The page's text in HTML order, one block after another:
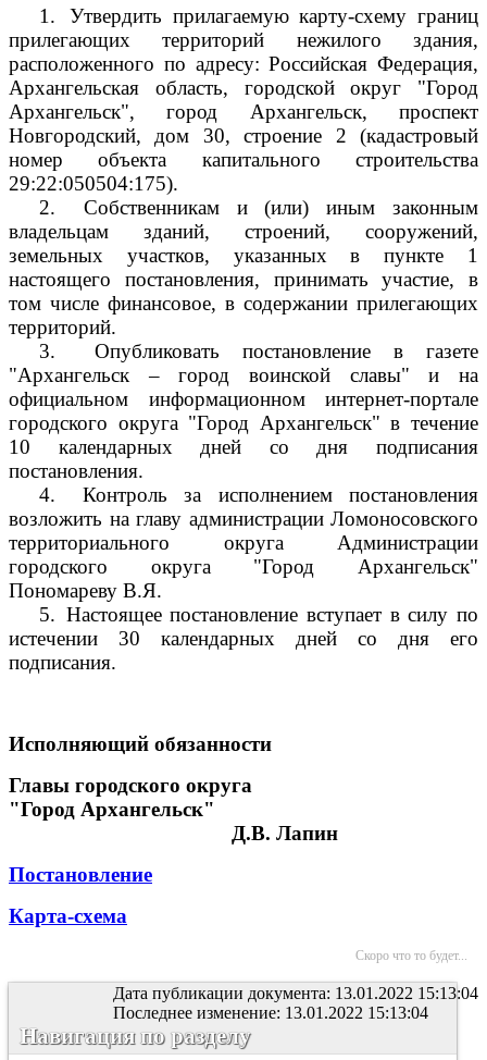
1.
Утвердить прилагаемую карту-схему границ
прилегающих территорий нежилого здания,
расположенного по адресу: Российская Федерация,
Архангельская область, городской округ "Город
Архангельск", город Архангельск, проспект
Новгородский, дом 30, строение 2 (кадастровый
номер объекта капитального строительства
29:22:050504:175).
2.
Собственникам и (или) иным законным
владельцам зданий, строений, сооружений,
земельных участков, указанных в пункте 1
настоящего постановления, принимать участие, в
том числе финансовое, в содержании прилегающих
территорий.
3.
Опубликовать постановление в газете
"Архангельск – город воинской славы" и на
официальном информационном интернет-портале
городского округа "Город Архангельск" в течение
10 календарных дней со дня подписания
постановления.
4.
Контроль за исполнением постановления
возложить на главу администрации Ломоносовского
территориального округа Администрации
городского округа "Город Архангельск"
Пономареву В.Я.
5. Настоящее постановление вступает в силу по
истечении 30 календарных дней со дня его
подписания.
Исполняющий обязанности
Главы городского округа
"Город Архангельск"
Д.В. Лапин
Постановление
Карта-схема
Скоро что то будет...
Дата публикации документа: 13.01.2022 15:13:04
Последнее изменение: 13.01.2022 15:13:04
Навигация по разделу